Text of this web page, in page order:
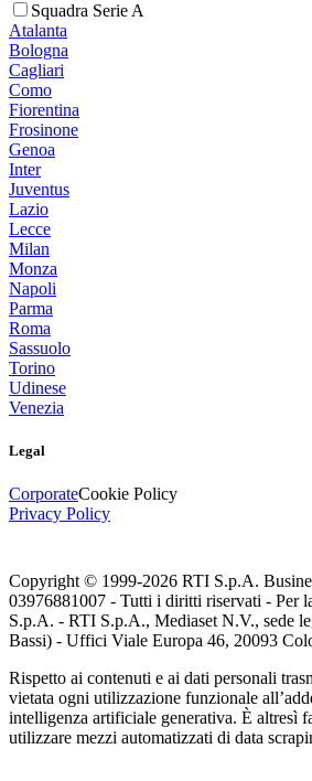
Squadra Serie A
Atalanta
Bologna
Cagliari
Como
Fiorentina
Frosinone
Genoa
Inter
Juventus
Lazio
Lecce
Milan
Monza
Napoli
Parma
Roma
Sassuolo
Torino
Udinese
Venezia
Legal
CorporateCookie Policy
Privacy Policy
Copyright © 1999-2026 RTI S.p.A.
03976881007 - Tutti i diritti riservati - Per
S.p.A. - RTI S.p.A., Mediaset N.V., sede
Bassi) - Uffici Viale Europa 46, 20093
Rispetto ai contenuti e ai dati personali
vietata ogni utilizzazione funzionale
intelligenza artificiale generativa. È altresì
utilizzare mezzi automatizzati di data